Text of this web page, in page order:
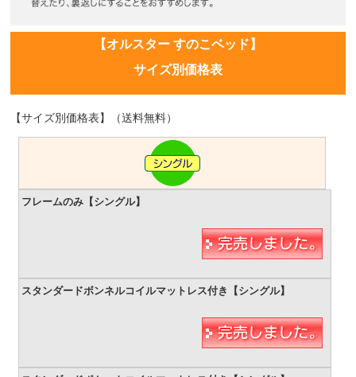
【オルスター すのこベッド】
サイズ別価格表
【サイズ別価格表】（送料無料）